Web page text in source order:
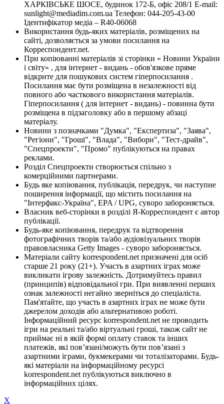
ХАРКІВСЬКЕ ШОСЕ, будинок 172-Б, офіс 208/1 E-mail:
sunlight@mediadim.com.ua Телефон: 044-205-43-00
Ідентифікатор медіа – R40-06068
Використання будь-яких матеріалів, розміщених на
сайті, дозволяється за умови посилання на
Корреспондент.net.
При копіюванні матеріалів зі сторінки « Новини України
і світу» , для інтернет - видань - обов'язкове пряме
відкрите для пошукових систем гіперпосилання .
Посилання має бути розміщена в незалежності від
повного або часткового використання матеріалів.
Гіперпосилання ( для інтернет - видань) - повинна бути
розміщена в підзаголовку або в першому абзаці
матеріалу.
Новини з позначками "Думка", "Експертиза", "Заява",
"Регіони", "Гроші", "Влада", "Вибори", "Тест-драйв",
"Спецпроекти", "Промо" публікуються на правах
реклами.
Розділ Спецпроекти створюється спільно з
комерційними партнерами.
Будь яке копіювання, публікація, передрук, чи наступне
поширення інформації, що містить посилання на
"Інтерфакс-Україна", EPA / UPG, суворо забороняється.
Власник веб-сторінки в розділі Я-Корреспондент є автор
публікації.
Будь-яке копіювання, передрук та відтворення
фотографічних творів та/або аудіовізуальних творів
правовласника Getty Images - суворо забороняється.
Матеріали сайту korrespondent.net призначені для осіб
старше 21 року (21+). Участь в азартних іграх може
викликати ігрову залежність. Дотримуйтесь правил
(принципів) відповідальної гри. При виявленні перших
ознак залежності негайно зверніться до спеціаліста.
Пам'ятайте, що участь в азартних іграх не може бути
джерелом доходів або альтернативою роботі.
Інформаційний ресурс korrespondent.net не проводить
ігри на реальні та/або віртуальні гроші, також сайт не
приймає ні в якій формі оплату ставок та інших
платежів, які пов’язані/можуть бути пов’язані з
азартними іграми, букмекерами чи тоталізаторами. Будь-
які матеріали на інформаційному ресурсі
korrespondent.net публікуються виключно в
інформаційних цілях.
X